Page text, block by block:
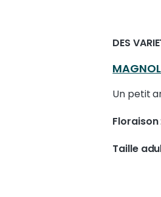
DES
Un petit
Floraison
Taille